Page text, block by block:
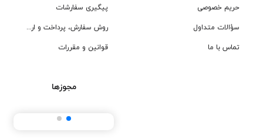
حریم خصوصی
سؤالات متداول
تماس با ما
پیگیری سفارشات
روش سفارش، پرداخت و ارسال
قوانین و مقررات
مجوزها